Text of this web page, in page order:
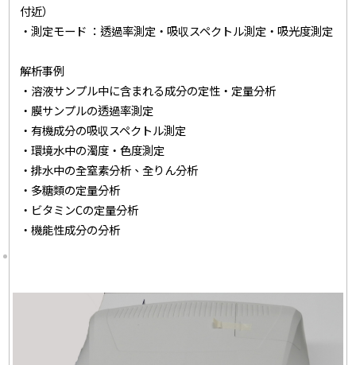
付近）
・測定モード ：透過率測定・吸収スペクトル測定・吸光度測定
解析事例
・溶液サンプル中に含まれる成分の定性・定量分析
・膜サンプルの透過率測定
・有機成分の吸収スペクトル測定
・環境水中の濁度・色度測定
・排水中の全窒素分析、全りん分析
・多糖類の定量分析
・ビタミンCの定量分析
・機能性成分の分析